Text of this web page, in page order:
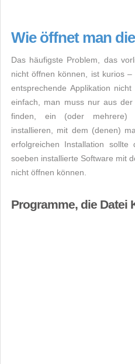
Wie öffnet man
Das häufigste Problem, das
nicht öffnen können, ist kurios
entsprechende Applikation
einfach, man muss nur aus
finden, ein (oder mehrere)
installieren, mit dem (denen)
erfolgreichen Installation
soeben installierte Software mit
nicht öffnen können.
Programme, die Datei